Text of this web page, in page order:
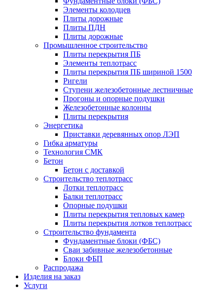
Элементы колодцев
Плиты дорожные
Плиты ПДН
Плиты дорожные
Промышленное строительство
Плиты перекрытия ПБ
Элементы теплотрасс
Плиты перекрытия ПБ шириной 1500
Ригели
Ступени железобетонные лестничные
Прогоны и опорные подушки
Железобетонные колонны
Плиты перекрытия
Энергетика
Приставки деревянных опор ЛЭП
Гибка арматуры
Технология СМК
Бетон
Бетон с доставкой
Строительство теплотрасс
Лотки теплотрасс
Балки теплотрасс
Опорные подушки
Плиты перекрытия тепловых камер
Плиты перекрытия лотков теплотрасс
Строительство фундамента
Фундаментные блоки (ФБС)
Сваи забивные железобетонные
Блоки ФБП
Распродажа
Изделия на заказ
Услуги